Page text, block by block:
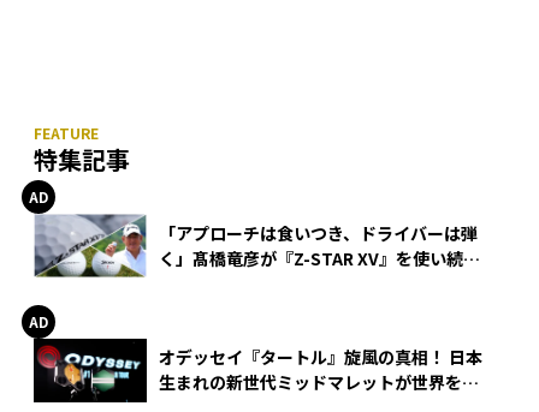
特集記事
「アプローチは食いつき、ドライバーは弾
く」髙橋竜彦が『Z-STAR XV』を使い続け
オデッセイ『タートル』旋風の真相！ 日本
生まれの新世代ミッドマレットが世界を席